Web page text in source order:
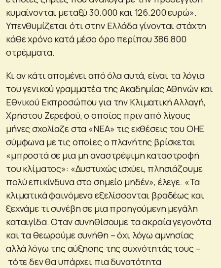
κυμαίνονται μεταξύ 30.000 και 126.200 ευρώ».
Υπενθυμίζεται ότι στην Ελλάδα γίνονται στάχτη
κάθε χρόνο κατά μέσο όρο περίπου 386.800
στρέμματα.
Κι αν κάτι απομένει από όλα αυτά, είναι τα λόγια
του γενικού γραμματέα της Ακαδημίας Αθηνών και
Εθνικού Εκπροσώπου για την Κλιματική Αλλαγή,
Χρήστου Ζερεφού, ο οποίος πριν από λίγους
μήνες σχολίαζε στα «ΝΕΑ» τις εκθέσεις του ΟΗΕ
σύμφωνα με τις οποίες ο πλανήτης βρίσκεται
«μπροστά σε μια μη αναστρέψιμη καταστροφή
του κλίματος»: «Δυστυχώς ισχύει, πλησιάζουμε
πολύ επικίνδυνα στο σημείο μηδέν», έλεγε. «Τα
κλιματικά φαινόμενα εξελίσσονται βραδέως και
ξεχνάμε τι συνέβη σε μια προηγούμενη μεγάλη
καταιγίδα. Οταν συνηθίσουμε τα ακραία γεγονότα
και τα θεωρούμε συνήθη – όχι λόγω αμνησίας
αλλά λόγω της αύξησης της συχνότητάς τους –
τότε δεν θα υπάρχει πια δυνατότητα